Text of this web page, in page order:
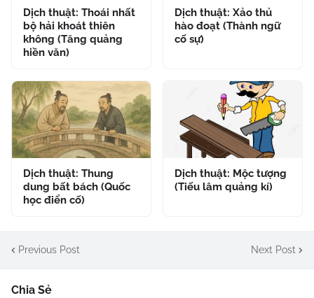
Dịch thuật: Thoái nhất
bộ hải khoát thiên
không (Tăng quảng
hiền văn)
Dịch thuật: Xảo thủ
hào đoạt (Thành ngữ
cố sự)
Dịch thuật: Thung
dung bất bách (Quốc
học điển cố)
Dịch thuật: Mộc tượng
(Tiếu lâm quảng kí)
Previous Post Next Post
Chia Sẻ